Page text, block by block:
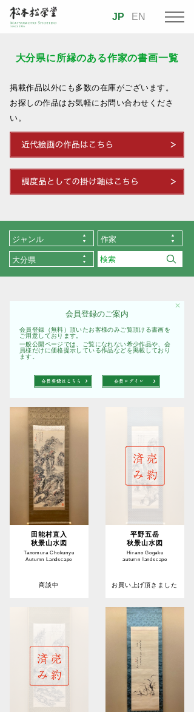
JP EN
大分県に所縁のある作家の書画一覧
掲載作品以外にも多数の在庫がございます。
お探しの作品はお気軽にお問い合わせくださ
い。
ジャンル 作家
大分県
会員登録のご案内
会員登録（無料）頂いたお客様のみご覧頂ける書画を
ご用意しております。
一般公開ページでは、ご覧になれない希少作品や、会
員様だけに価格提示している作品などを掲載しており
ます。
✕
田能村直入
秋景山水図
Tanomura Chokunyu
Autumn Landscape
商談中
平野五岳
秋景山水図
Hirano Gogaku
autumn landscape
お買い上げ頂きました